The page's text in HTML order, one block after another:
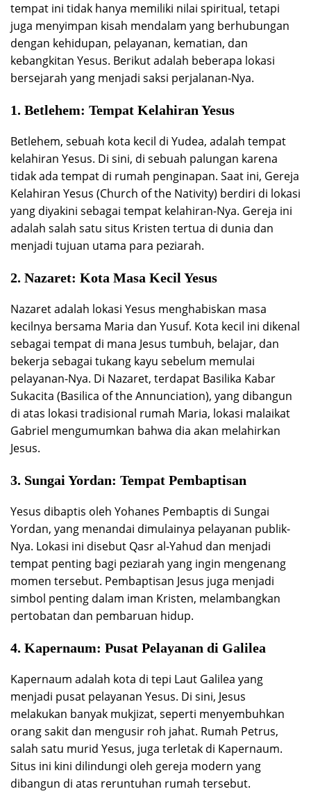
tempat ini tidak hanya memiliki nilai spiritual, tetapi
juga menyimpan kisah mendalam yang berhubungan
dengan kehidupan, pelayanan, kematian, dan
kebangkitan Yesus. Berikut adalah beberapa lokasi
bersejarah yang menjadi saksi perjalanan-Nya.
1. Betlehem: Tempat Kelahiran Yesus
Betlehem, sebuah kota kecil di Yudea, adalah tempat
kelahiran Yesus. Di sini, di sebuah palungan karena
tidak ada tempat di rumah penginapan. Saat ini, Gereja
Kelahiran Yesus (Church of the Nativity) berdiri di lokasi
yang diyakini sebagai tempat kelahiran-Nya. Gereja ini
adalah salah satu situs Kristen tertua di dunia dan
menjadi tujuan utama para peziarah.
2. Nazaret: Kota Masa Kecil Yesus
Nazaret adalah lokasi Yesus menghabiskan masa
kecilnya bersama Maria dan Yusuf. Kota kecil ini dikenal
sebagai tempat di mana Jesus tumbuh, belajar, dan
bekerja sebagai tukang kayu sebelum memulai
pelayanan-Nya. Di Nazaret, terdapat Basilika Kabar
Sukacita (Basilica of the Annunciation), yang dibangun
di atas lokasi tradisional rumah Maria, lokasi malaikat
Gabriel mengumumkan bahwa dia akan melahirkan
Jesus.
3. Sungai Yordan: Tempat Pembaptisan
Yesus dibaptis oleh Yohanes Pembaptis di Sungai
Yordan, yang menandai dimulainya pelayanan publik-
Nya. Lokasi ini disebut Qasr al-Yahud dan menjadi
tempat penting bagi peziarah yang ingin mengenang
momen tersebut. Pembaptisan Jesus juga menjadi
simbol penting dalam iman Kristen, melambangkan
pertobatan dan pembaruan hidup.
4. Kapernaum: Pusat Pelayanan di Galilea
Kapernaum adalah kota di tepi Laut Galilea yang
menjadi pusat pelayanan Yesus. Di sini, Jesus
melakukan banyak mukjizat, seperti menyembuhkan
orang sakit dan mengusir roh jahat. Rumah Petrus,
salah satu murid Yesus, juga terletak di Kapernaum.
Situs ini kini dilindungi oleh gereja modern yang
dibangun di atas reruntuhan rumah tersebut.